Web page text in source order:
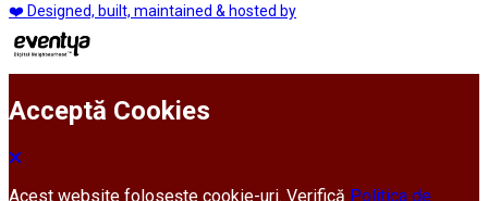
❤️ Designed, built, maintained & hosted by
Acceptă Cookies
Acest website folosește cookie-uri. Verifică Politica de